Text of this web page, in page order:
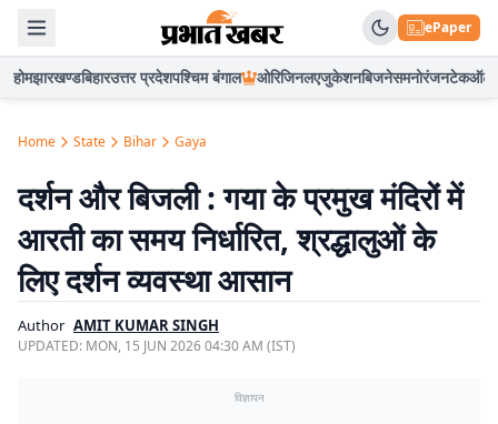
ePaper
होमझारखण्डबिहारउत्तर प्रदेशपश्चिम बंगाल ओरिजिनलएजुकेशनबिजनेसमनोरंजनटेकऑटो
Home State Bihar Gaya
दर्शन और बिजली : गया के प्रमुख मंदिरों में
आरती का समय निर्धारित, श्रद्धालुओं के
लिए दर्शन व्यवस्था आसान
Author AMIT KUMAR SINGH
UPDATED: MON, 15 JUN 2026 04:30 AM (IST)
विज्ञापन